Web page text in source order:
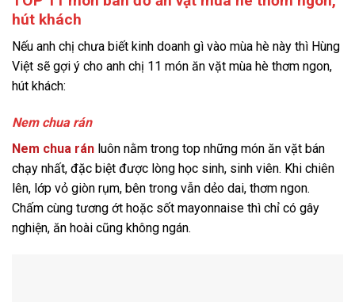
hút khách
Nếu anh chị chưa biết kinh doanh gì vào mùa hè này thì Hùng
Việt sẽ gợi ý cho anh chị 11 món ăn vặt mùa hè thơm ngon,
hút khách:
Nem chua rán
Nem chua rán luôn nằm trong top những món ăn vặt bán
chạy nhất, đặc biệt được lòng học sinh, sinh viên. Khi chiên
lên, lớp vỏ giòn rụm, bên trong vẫn dẻo dai, thơm ngon.
Chấm cùng tương ớt hoặc sốt mayonnaise thì chỉ có gây
nghiện, ăn hoài cũng không ngán.